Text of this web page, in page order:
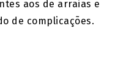
aos de arraias e
de complicações.